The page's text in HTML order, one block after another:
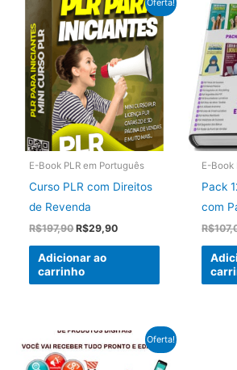
Oferta!
E-Book PLR em Português
Curso PLR com Direitos
de Revenda
R$197,90O
original
era:
R$197,90.
R$29,90O
Adicionar ao
carrinho
E-Book
Pack
com
R$
Oferta!